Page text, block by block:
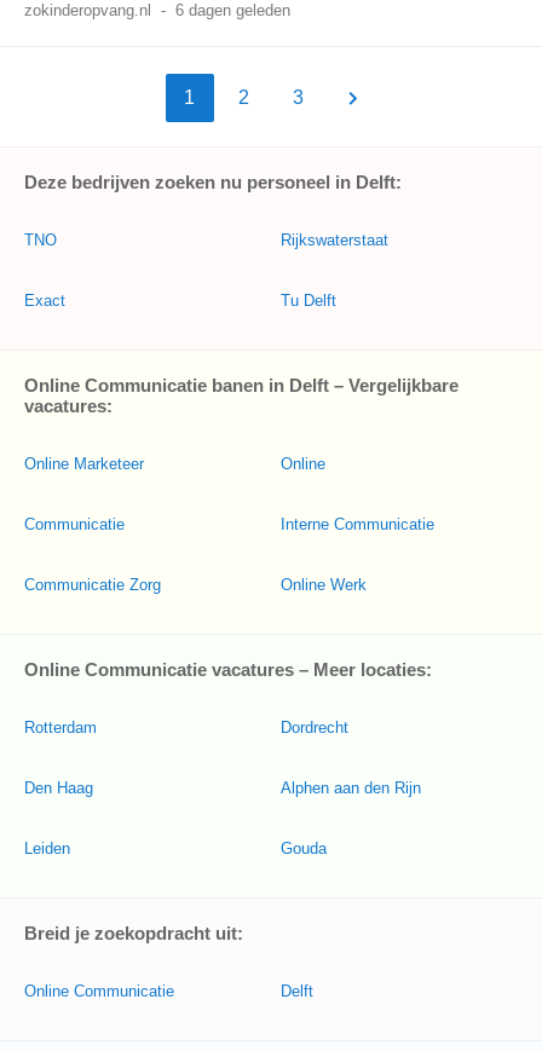
zokinderopvang.nl
- 6 dagen geleden
1 2 3
Deze bedrijven zoeken nu personeel in Delft:
TNO
Exact
Rijkswaterstaat
Tu Delft
Online Communicatie banen in Delft – Vergelijkbare
vacatures:
Online Marketeer
Communicatie
Communicatie Zorg
Online
Interne Communicatie
Online Werk
Online Communicatie vacatures – Meer locaties:
Rotterdam
Den Haag
Leiden
Dordrecht
Alphen aan den Rijn
Gouda
Breid je zoekopdracht uit:
Online Communicatie Delft